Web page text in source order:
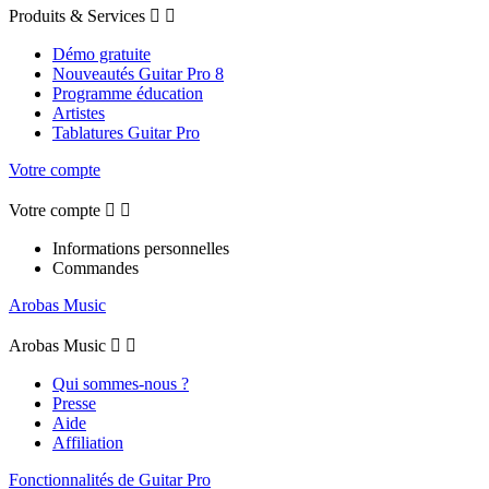
Produits & Services  
Démo gratuite
Nouveautés Guitar Pro 8
Programme éducation
Artistes
Tablatures Guitar Pro
Votre compte
Votre compte  
Informations personnelles
Commandes
Arobas Music
Arobas Music  
Qui sommes-nous ?
Presse
Aide
Affiliation
Fonctionnalités de Guitar Pro